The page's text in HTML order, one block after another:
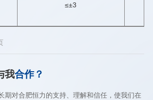
≤±3
我合作？
期对合肥恒力的支持、理解和信任，使我们在